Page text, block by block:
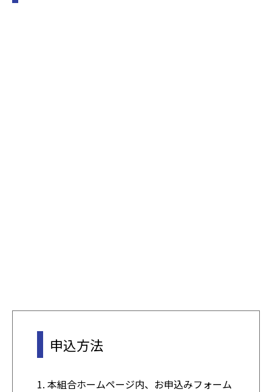
申込方法
1. 本組合ホームページ内、お申込みフォーム